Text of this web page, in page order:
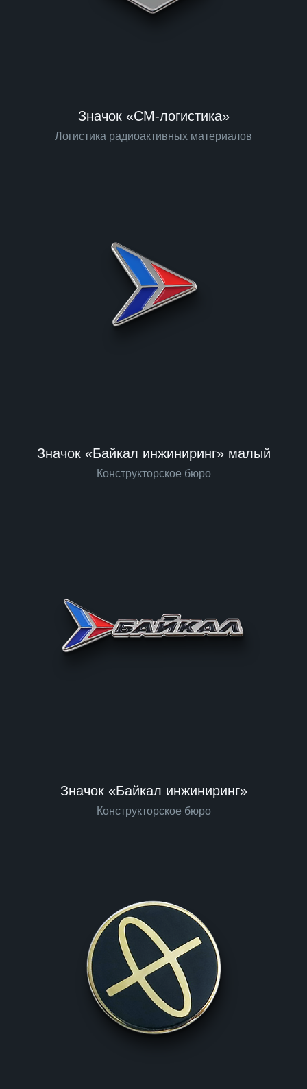
Значок «СМ-логистика»
Логистика радиоактивных материалов
Значок «Байкал инжиниринг» малый
Конструкторское бюро
Значок «Байкал инжиниринг»
Конструкторское бюро